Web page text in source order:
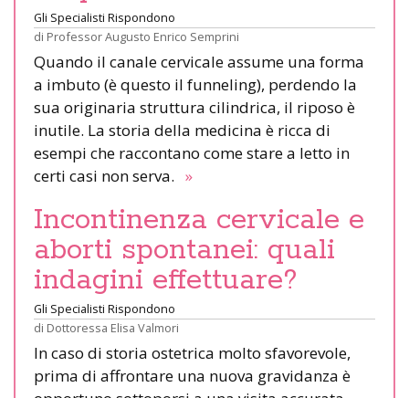
Gli Specialisti Rispondono
di Professor Augusto Enrico Semprini
Quando il canale cervicale assume una forma
a imbuto (è questo il funneling), perdendo la
sua originaria struttura cilindrica, il riposo è
inutile. La storia della medicina è ricca di
esempi che raccontano come stare a letto in
certi casi non serva. »
Incontinenza cervicale e
aborti spontanei: quali
indagini effettuare?
Gli Specialisti Rispondono
di Dottoressa Elisa Valmori
In caso di storia ostetrica molto sfavorevole,
prima di affrontare una nuova gravidanza è